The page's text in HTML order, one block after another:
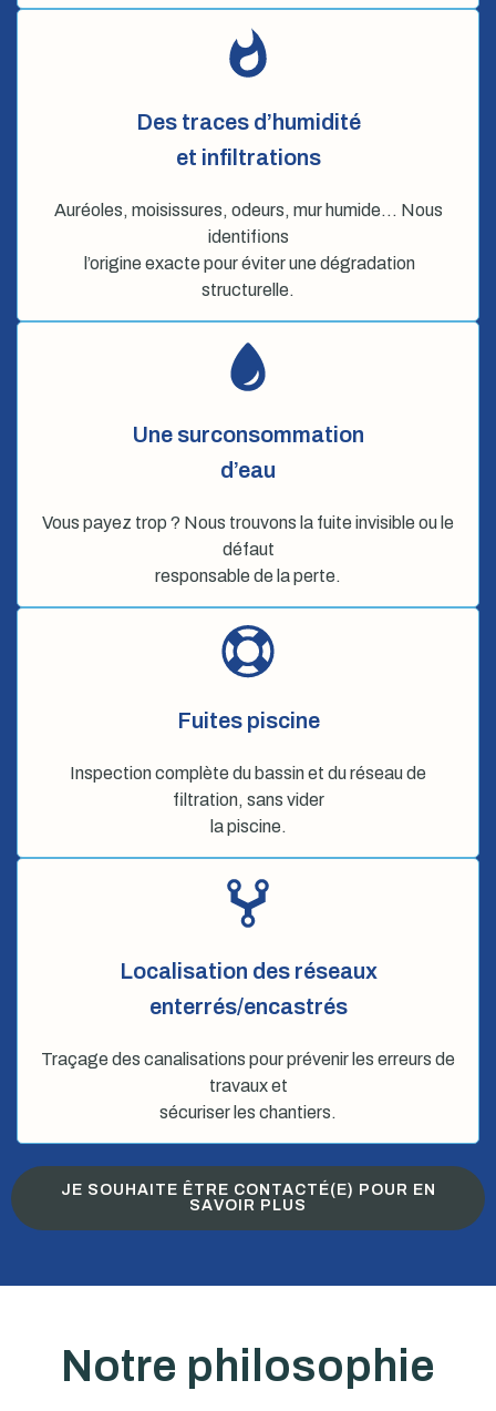
Des traces d’humidité
et infiltrations
Auréoles, moisissures, odeurs, mur humide… Nous
identifions
l’origine exacte pour éviter une dégradation
structurelle.
Une surconsommation
d’eau
Vous payez trop ? Nous trouvons la fuite invisible ou le
défaut
responsable de la perte.
Fuites piscine
Inspection complète du bassin et du réseau de
filtration, sans vider
la piscine.
Localisation des réseaux
enterrés/encastrés
Traçage des canalisations pour prévenir les erreurs de
travaux et
sécuriser les chantiers.
JE SOUHAITE ÊTRE CONTACTÉ(E) POUR EN
SAVOIR PLUS
Notre philosophie